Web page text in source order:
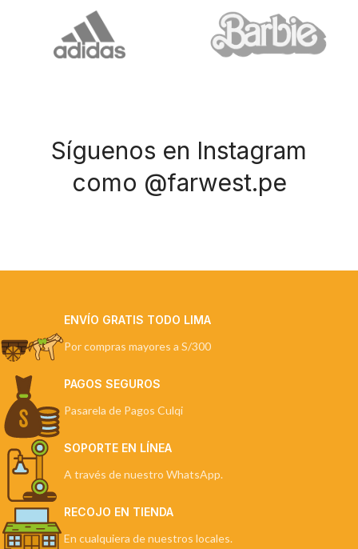
Síguenos en Instagram
como @farwest.pe
ENVÍO GRATIS TODO LIMA
Por compras mayores a S/300
PAGOS SEGUROS
Pasarela de Pagos Culqi
SOPORTE EN LÍNEA
A través de nuestro WhatsApp.
RECOJO EN TIENDA
En cualquiera de nuestros locales.